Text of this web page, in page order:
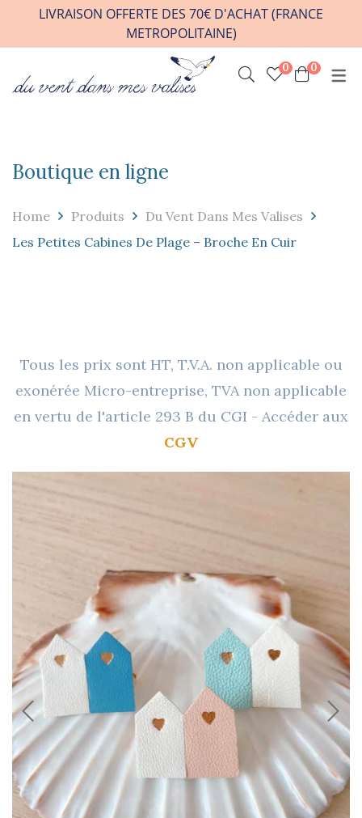
INFOS PRATIQUES
CONTACT
FAQ
REVENDEURS
LIVRAISON OFFERTE DES 70€ D'ACHAT (FRANCE
METROPOLITAINE)
0 0
Boutique en ligne
Home Produits
Du Vent Dans Mes Valises
Les Petites Cabines De Plage – Broche En Cuir
Tous les prix sont HT, T.V.A. non applicable ou
exonérée Micro-entreprise, TVA non applicable
en vertu de l'article 293 B du CGI - Accéder aux
CGV